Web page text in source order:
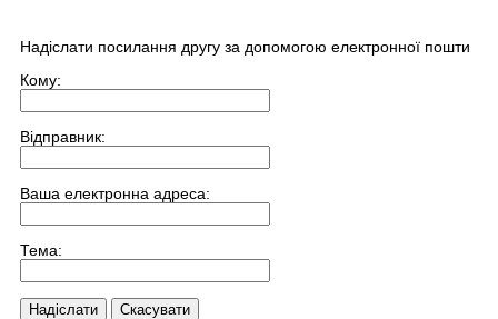
Надіслати посилання другу за допомогою електронної пошти
Кому:
Відправник:
Ваша електронна адреса:
Тема:
Надіслати Скасувати